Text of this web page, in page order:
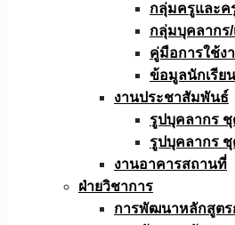
กลุ่มครูและค
กลุ่มบุคลากร
คู่มือการใช้ง
ข้อมูลนักเรีย
งานประชาสัมพันธ์
รูปบุคลากร ชุ
รูปบุคลากร
งานอาคารสถานที่
ฝ่ายวิชาการ
การพัฒนาหลักสูตร